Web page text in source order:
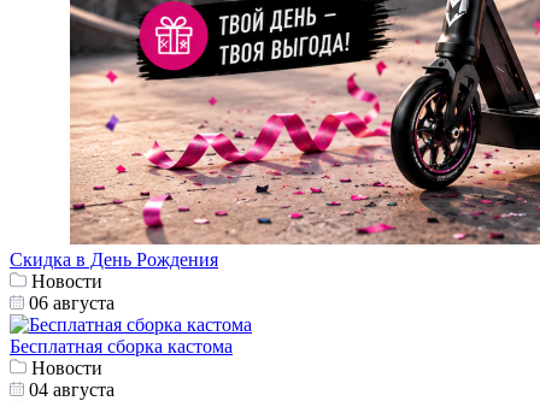
Скидка в День Рождения
Новости
06 августа
Бесплатная сборка кастома
Новости
04 августа